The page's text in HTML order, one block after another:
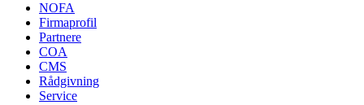
NOFA
Firmaprofil
Partnere
COA
CMS
Rådgivning
Service